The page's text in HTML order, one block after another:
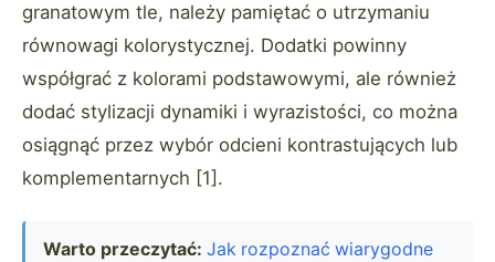
granatowym tle, należy pamiętać o utrzymaniu
równowagi kolorystycznej. Dodatki powinny
współgrać z kolorami podstawowymi, ale również
dodać stylizacji dynamiki i wyrazistości, co można
osiągnąć przez wybór odcieni kontrastujących lub
komplementarnych [1].
Warto przeczytać: Jak rozpoznać wiarygodne